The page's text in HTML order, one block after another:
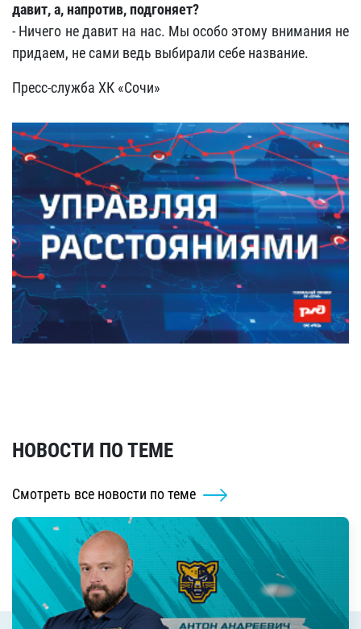
давит, а, напротив, подгоняет?
- Ничего не давит на нас. Мы особо этому внимания не
придаем, не сами ведь выбирали себе название.
Пресс-служба ХК «Сочи»
НОВОСТИ ПО ТЕМЕ
Смотреть все новости по теме